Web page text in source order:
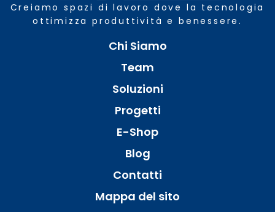
Creiamo spazi di lavoro dove la tecnologia
ottimizza produttività e benessere.
Chi Siamo
Team
Soluzioni
Progetti
E-Shop
Blog
Contatti
Mappa del sito